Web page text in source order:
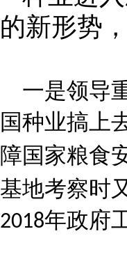
的新形势
一是领导
国种业搞上
障国家粮食
基地考察时
2018年政府